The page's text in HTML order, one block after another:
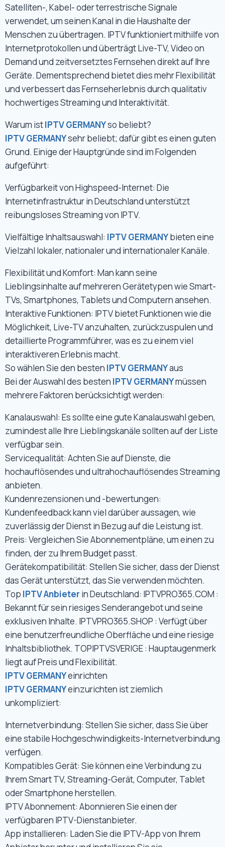
Satelliten-, Kabel- oder terrestrische Signale
verwendet, um seinen Kanal in die Haushalte der
Menschen zu übertragen. IPTV funktioniert mithilfe von
Internetprotokollen und überträgt Live-TV, Video on
Demand und zeitversetztes Fernsehen direkt auf Ihre
Geräte. Dementsprechend bietet dies mehr Flexibilität
und verbessert das Fernseherlebnis durch qualitativ
hochwertiges Streaming und Interaktivität.
Warum istIPTV GERMANYso beliebt?
IPTV GERMANYsehr beliebt; dafür gibt es einen guten
Grund. Einige der Hauptgründe sind im Folgenden
aufgeführt:
Verfügbarkeit von Highspeed-Internet: Die
Internetinfrastruktur in Deutschland unterstützt
reibungsloses Streaming von IPTV.
Vielfältige Inhaltsauswahl: IPTV GERMANYbieten eine
Vielzahl lokaler, nationaler und internationaler Kanäle.
Flexibilität und Komfort: Man kann seine
Lieblingsinhalte auf mehreren Gerätetypen wie Smart-
TVs, Smartphones, Tablets und Computern ansehen.
Interaktive Funktionen: IPTV bietet Funktionen wie die
Möglichkeit, Live-TV anzuhalten, zurückzuspulen und
detaillierte Programmführer, was es zu einem viel
interaktiveren Erlebnis macht.
So wählen Sie den besten IPTV GERMANYaus
Bei der Auswahl des besten IPTV GERMANYmüssen
mehrere Faktoren berücksichtigt werden:
Kanalauswahl: Es sollte eine gute Kanalauswahl geben,
zumindest alle Ihre Lieblingskanäle sollten auf der Liste
verfügbar sein.
Servicequalität: Achten Sie auf Dienste, die
hochauflösendes und ultrahochauflösendes Streaming
anbieten.
Kundenrezensionen und -bewertungen:
Kundenfeedback kann viel darüber aussagen, wie
zuverlässig der Dienst in Bezug auf die Leistung ist.
Preis: Vergleichen Sie Abonnementpläne, um einen zu
finden, der zu Ihrem Budget passt.
Gerätekompatibilität: Stellen Sie sicher, dass der Dienst
das Gerät unterstützt, das Sie verwenden möchten.
Top IPTV Anbieter in Deutschland: IPTVPRO365.COM :
Bekannt für sein riesiges Senderangebot und seine
exklusiven Inhalte. IPTVPRO365.SHOP : Verfügt über
eine benutzerfreundliche Oberfläche und eine riesige
Inhaltsbibliothek. TOPIPTVSVERIGE : Hauptaugenmerk
liegt auf Preis und Flexibilität.
IPTV GERMANYeinrichten
IPTV GERMANYeinzurichten ist ziemlich
unkompliziert:
Internetverbindung: Stellen Sie sicher, dass Sie über
eine stabile Hochgeschwindigkeits-Internetverbindung
verfügen.
Kompatibles Gerät: Sie können eine Verbindung zu
Ihrem Smart TV, Streaming-Gerät, Computer, Tablet
oder Smartphone herstellen.
IPTV Abonnement: Abonnieren Sie einen der
verfügbaren IPTV-Dienstanbieter.
App installieren: Laden Sie die IPTV-App von Ihrem